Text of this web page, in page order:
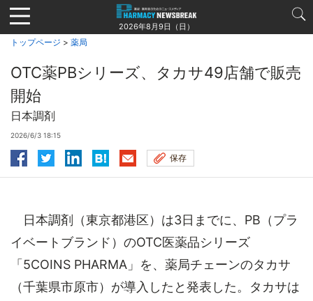
Jump
to
navigation
2026年8月9日（日）
トップページ > 薬局
OTC薬PBシリーズ、タカサ49店舗で販売
開始
日本調剤
2026/6/3 18:15
保存
日本調剤（東京都港区）は3日までに、PB（プラ
イベートブランド）のOTC医薬品シリーズ
「5COINS PHARMA」を、薬局チェーンのタカサ
（千葉県市原市）が導入したと発表した。タカサは